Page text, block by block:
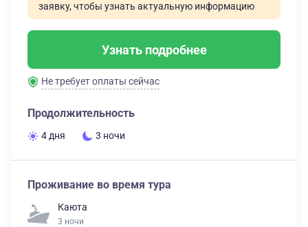
заявку, чтобы узнать актуальную информацию
Узнать подробнее
Не требует оплаты сейчас
Продолжительность
4 дня 3 ночи
Проживание во время тура
Каюта
3 ночи